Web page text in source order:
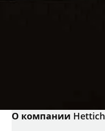
О компании Hettich